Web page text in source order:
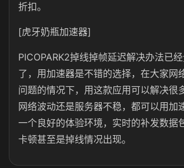
折扣。
[虎牙奶瓶加速器]
PICOPARK2掉线掉帧延迟解决办法已
了，用加速器是不错的选择，在大家网
问题的情况下，用这款应用可以解决很
网络波动还是服务器不稳，都可以用加
一个良好的体验环境，实时的补发数据
卡顿甚至是掉线情况出现。